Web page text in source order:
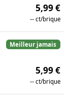
5,99 €
-- ct/brique
Meilleur jamais
5,99 €
-- ct/brique